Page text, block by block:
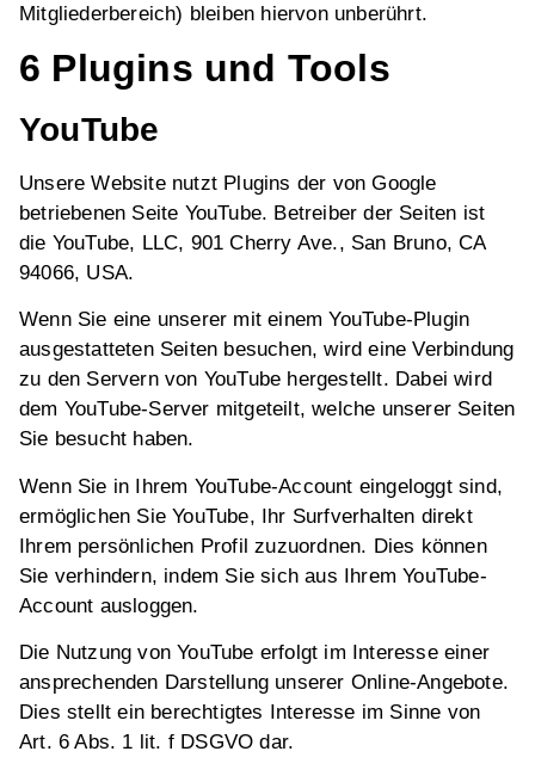
Mitgliederbereich) bleiben hiervon unberührt.
6 Plugins und Tools
YouTube
Unsere Website nutzt Plugins der von Google
betriebenen Seite YouTube. Betreiber der Seiten ist
die YouTube, LLC, 901 Cherry Ave., San Bruno, CA
94066, USA.
Wenn Sie eine unserer mit einem YouTube-Plugin
ausgestatteten Seiten besuchen, wird eine Verbindung
zu den Servern von YouTube hergestellt. Dabei wird
dem YouTube-Server mitgeteilt, welche unserer Seiten
Sie besucht haben.
Wenn Sie in Ihrem YouTube-Account eingeloggt sind,
ermöglichen Sie YouTube, Ihr Surfverhalten direkt
Ihrem persönlichen Profil zuzuordnen. Dies können
Sie verhindern, indem Sie sich aus Ihrem YouTube-
Account ausloggen.
Die Nutzung von YouTube erfolgt im Interesse einer
ansprechenden Darstellung unserer Online-Angebote.
Dies stellt ein berechtigtes Interesse im Sinne von
Art. 6 Abs. 1 lit. f DSGVO dar.